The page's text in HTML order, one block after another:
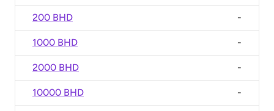
200 BHD -
1000 BHD -
2000 BHD -
10000 BHD -